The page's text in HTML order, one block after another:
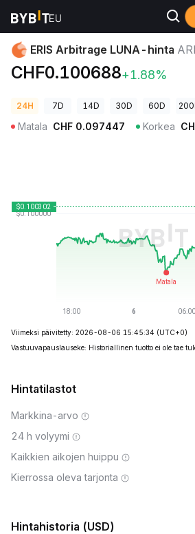
Kryptohinnat ERIS Arbitrage LUNA-hinta
ERIS Arbitrage LUNA-hinta
CHF0.100688+1.88%
24H 7D 14D 30D 60D
Matala CHF 0.097447 Korkea
Viimeksi päivitetty: 2026-08-06 15:45:34 (UTC+0)
Vastuuvapauslauseke: Historiallinen tuotto ei ole tae
Hintatilastot
Markkina-arvo
24 h volyymi
Kaikkien aikojen huippu
Kierrossa oleva tarjonta
Hintahistoria (USD)